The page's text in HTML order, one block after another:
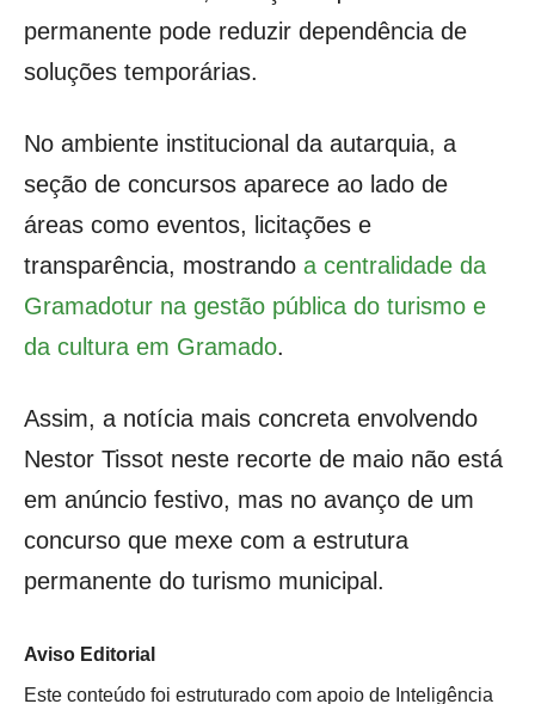
permanente pode reduzir dependência de
soluções temporárias.
No ambiente institucional da autarquia, a
seção de concursos aparece ao lado de
áreas como eventos, licitações e
transparência, mostrando a centralidade da
Gramadotur na gestão pública do turismo e
da cultura em Gramado.
Assim, a notícia mais concreta envolvendo
Nestor Tissot neste recorte de maio não está
em anúncio festivo, mas no avanço de um
concurso que mexe com a estrutura
permanente do turismo municipal.
Aviso Editorial
Este conteúdo foi estruturado com apoio de Inteligência